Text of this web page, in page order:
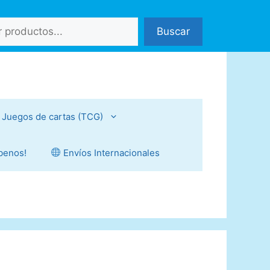
Buscar
Juegos de cartas (TCG)
Envíos Internacionales